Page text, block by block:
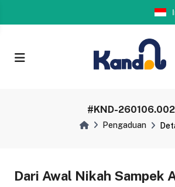
#KND-260106.002
Pengaduan
Dari Awal Nikah Sampek